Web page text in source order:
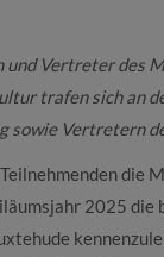
und Vertreter des
trafen sich an
sowie Vertretern
die
2025 die